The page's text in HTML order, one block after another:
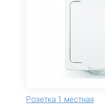
Розетка 1 местная